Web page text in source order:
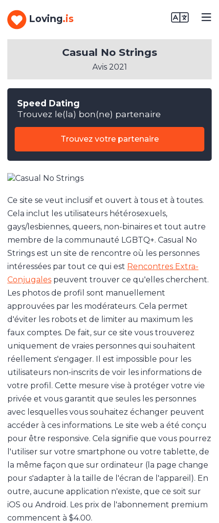
Loving.is
Speed Dating
Trouvez le(la) bon(ne) partenaire
Trouvez votre partenaire
Casual No Strings
Avis 2021
Ce site se veut inclusif et ouvert à tous et à toutes.
Cela inclut les utilisateurs hétérosexuels,
gays/lesbiennes, queers, non-binaires et tout autre
membre de la communauté LGBTQ+. Casual No
Strings est un site de rencontre où les personnes
intéressées par tout ce qui est Rencontres Extra-
Conjugales peuvent trouver ce qu'elles cherchent.
Les photos de profil sont manuellement
approuvées par les modérateurs. Cela permet
d'éviter les robots et de limiter au maximum les
faux comptes. De fait, sur ce site vous trouverez
uniquement de vraies personnes qui souhaitent
réellement s'engager. Il est impossible pour les
utilisateurs non-inscrits de voir les informations de
votre profil. Cette mesure vise à protéger votre vie
privée et vous garantit que seules les personnes
avec lesquelles vous souhaitez échanger peuvent
accéder à ces informations. Le site web a été conçu
pour être responsive. Cela signifie que vous pourrez
l'utiliser sur votre smartphone ou votre tablette, de
la même façon que sur ordinateur (la page change
pour s'adapter à la taille de l'écran de l'appareil). En
outre, aucune application n'existe, que ce soit sur
iOS ou Android. Les prix de l'abonnement premium
commencent à $4.00.